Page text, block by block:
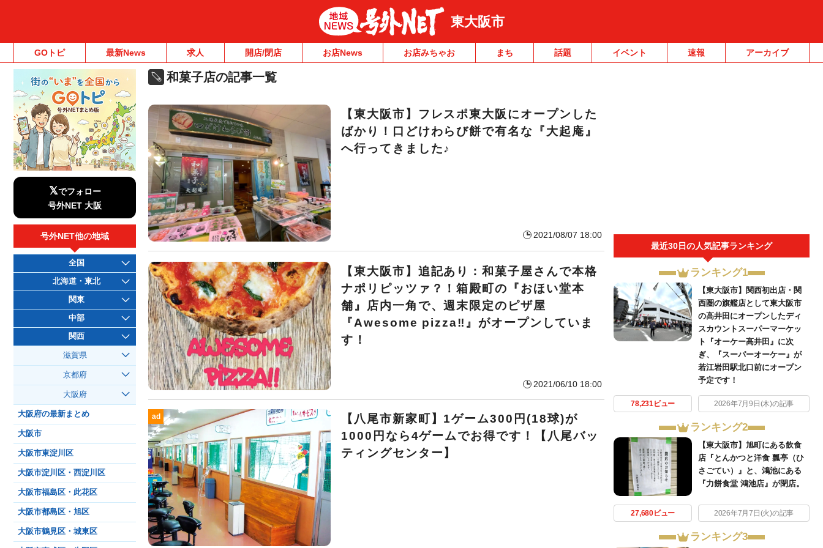
東大阪市
GOトピ 最新News 求人 開店/閉店 お店News お店みちゃお まち 話題 イベント 速報 アーカイブ
和菓子店の記事一覧
【東大阪市】フレスポ東大阪にオープンした
ばかり！口どけわらび餅で有名な『大起庵』
へ行ってきました♪
2021/08/07 18:00
【東大阪市】追記あり：和菓子屋さんで本格
ナポリピッツァ？！箱殿町の『おほい堂本
舗』店内一角で、週末限定のピザ屋
『Awesome pizza‼︎』がオープンしていま
す！
2021/06/10 18:00
ad
【八尾市新家町】1ゲーム300円(18球)が
1000円なら4ゲームでお得です！【八尾バッ
ティングセンター】
最近30日の人気記事ランキング
ランキング1
【東大阪市】関西初出店・関
西圏の旗艦店として東大阪市
の高井田にオープンしたディ
スカウントスーパーマーケッ
ト『オーケー高井田』に次
ぎ、『スーパーオーケー』が
若江岩田駅北口前にオープン
予定です！
78,231ビュー 2026年7月9日(木)の記事
ランキング2
【東大阪市】旭町にある飲食
店『とんかつと洋食 瓢亭（ひ
さごてい）』と、鴻池にある
『力餅食堂 鴻池店』が閉店。
27,680ビュー 2026年7月7日(火)の記事
ランキング3
𝕏でフォロー
号外NET 大阪
号外NET他の地域
全国
北海道・東北
関東
中部
関西
滋賀県
京都府
大阪府
大阪府の最新まとめ
大阪市
大阪市東淀川区
大阪市淀川区・西淀川区
大阪市福島区・此花区
大阪市都島区・旭区
大阪市鶴見区・城東区